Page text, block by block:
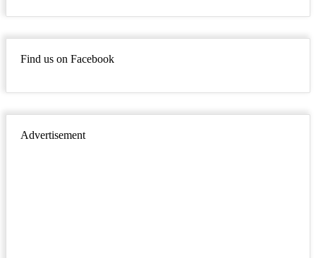
Find us on Facebook
Advertisement